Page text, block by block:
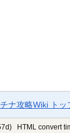
ナ攻略Wiki トッ
HTML convert